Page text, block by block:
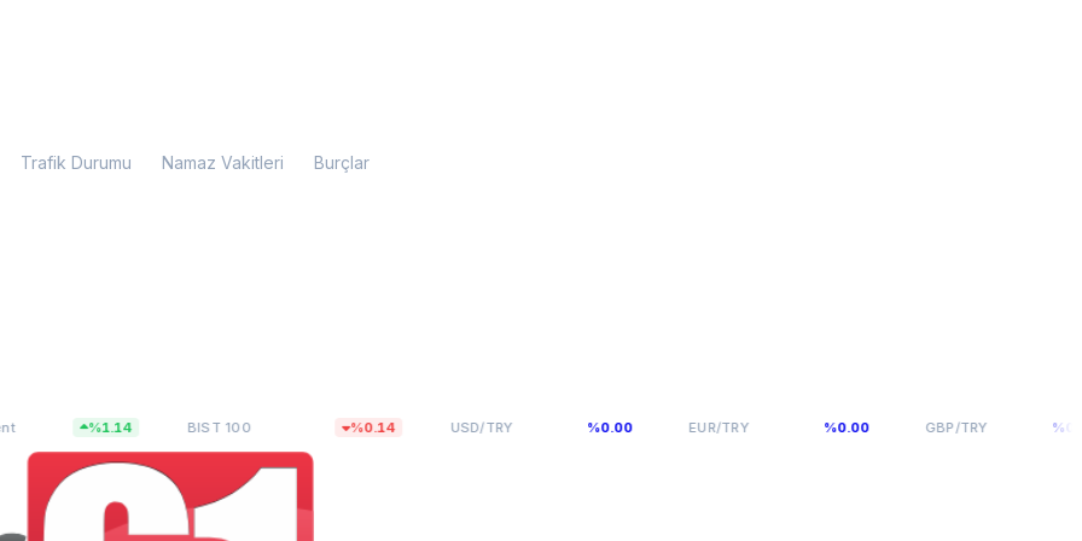
Trafik Durumu Namaz Vakitleri Burçlar
%1.14 BIST 10013.779,39 %0.14 USD/TRY47,6493 EUR/TRY54,9398 GBP/TRY64,131